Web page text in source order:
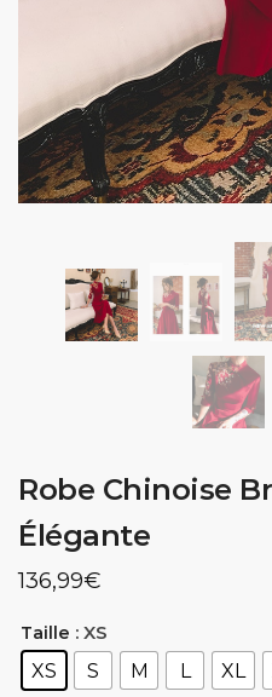
Robe Chinoise
Élégante
136,99€
Taille : XS
XS
S M L XL